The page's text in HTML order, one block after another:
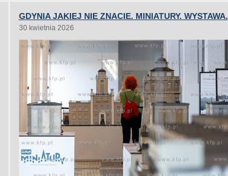
GDYNIA JAKIEJ NIE ZNACIE. MINIATURY. WYSTAWA.
30 kwietnia 2026